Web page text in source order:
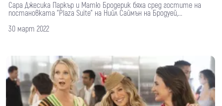
Сара Джесика Паркър и Матю Бродерик бяха сред гостите на
постановката "Plaza Suite" на Нийл Саймън на Бродуей,...
30 март 2022